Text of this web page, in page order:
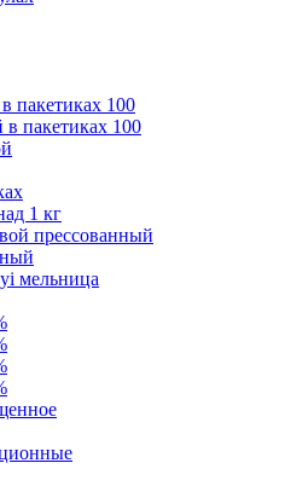
пакетиках 100
пакетиках 100
1 кг
прессованный
мельница